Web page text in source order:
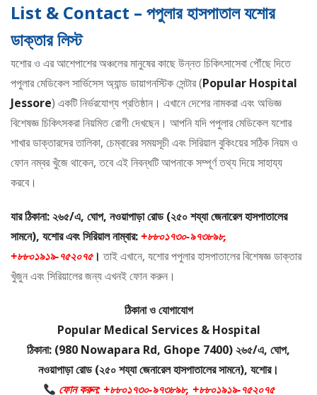
List & Contact – পপুলার হাসপাতাল যশোর
ডাক্তার লিস্ট
যশোর ও এর আশেপাশের অঞ্চলের মানুষের কাছে উন্নত চিকিৎসাসেবা পৌঁছে দিতে
পপুলার মেডিকেল সার্ভিসেস অ্যান্ড ডায়াগনস্টিক সেন্টার (Popular Hospital
Jessore) একটি নির্ভরযোগ্য প্রতিষ্ঠান। এখানে দেশের নামকরা এবং অভিজ্ঞ
বিশেষজ্ঞ চিকিৎসকরা নিয়মিত রোগী দেখছেন। আপনি যদি পপুলার মেডিকেল যশোর
শাখার ডাক্তারদের তালিকা, চেম্বারের সময়সূচী এবং সিরিয়াল বুকিংয়ের সঠিক নিয়ম ও
ফোন নম্বর খুঁজে থাকেন, তবে এই নিবন্ধটি আপনাকে সম্পূর্ণ তথ্য দিয়ে সাহায্য
করবে।
যার ঠিকানা: ২৬৫/এ, ঘোপ, নওয়াপাড়া রোড (২৫০ শয্যা জেনারেল হাসপাতালের
সামনে), যশোর এবং সিরিয়াল নাম্বার:+৮৮০১৭৩০-৯৭৩৮৯৮,
+৮৮০১৯১৯-৭৫২০৭৫। তাই এখানে, যশোর পপুলার হাসপাতালের বিশেষজ্ঞ ডাক্তার
খুঁজুন এবং সিরিয়ালের জন্য এখনই ফোন করুন।
ঠিকানা ও যোগাযোগ
Popular Medical Services & Hospital
ঠিকানা: (980 Nowapara Rd, Ghope 7400) ২৬৫/এ, ঘোপ,
নওয়াপাড়া রোড (২৫০ শয্যা জেনারেল হাসপাতালের সামনে), যশোর।
ফোন করুন: +৮৮০১৭৩০-৯৭৩৮৯৮, +৮৮০১৯১৯-৭৫২০৭৫